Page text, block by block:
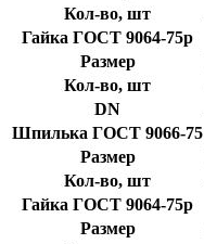
Кол-во, шт
Гайка ГОСТ 9064-75р
Размер
Кол-во, шт
DN
Шпилька ГОСТ 9066-75
Размер
Кол-во, шт
Гайка ГОСТ 9064-75р
Размер